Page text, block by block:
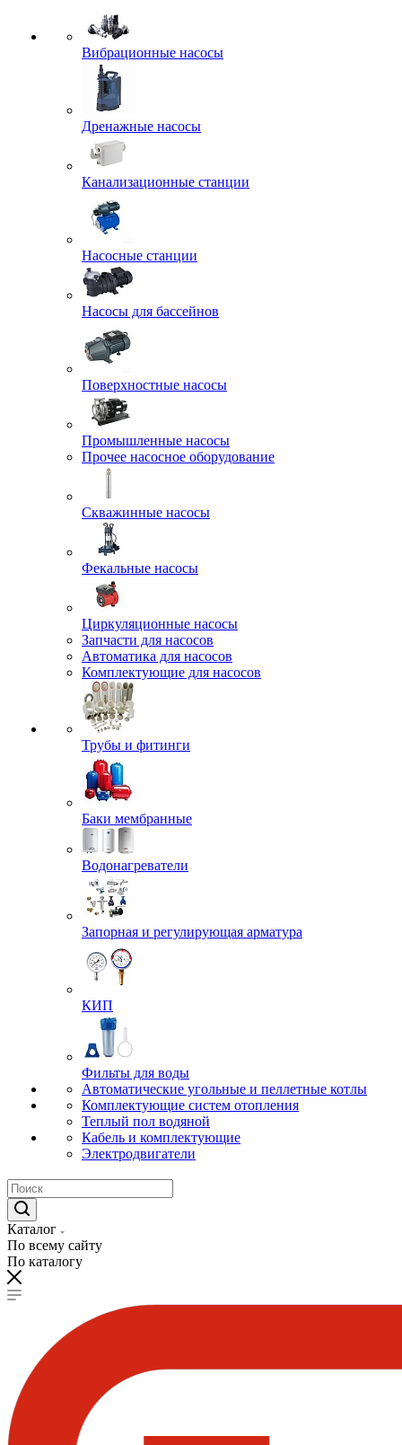
Вибрационные насосы
Дренажные насосы
Канализационные станции
Насосные станции
Насосы для бассейнов
Поверхностные насосы
Промышленные насосы
Прочее насосное оборудование
Скважинные насосы
Фекальные насосы
Циркуляционные насосы
Запчасти для насосов
Автоматика для насосов
Комплектующие для насосов
Трубы и фитинги
Баки мембранные
Водонагреватели
Запорная и регулирующая арматура
КИП
Фильты для воды
Автоматические угольные и пеллетные котлы
Комплектующие систем отопления
Теплый пол водяной
Кабель и комплектующие
Электродвигатели
Каталог
По всему сайту
По каталогу